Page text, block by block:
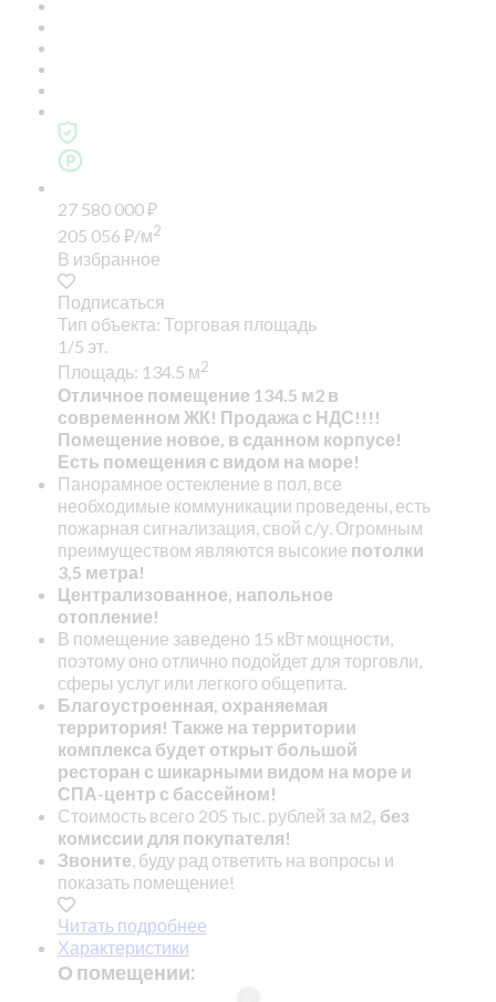
27 580 000₽
205 056 ₽/м2
В избранное
Подписаться
Тип объекта: Торговая площадь
1/5 эт.
Площадь: 134.5 м2
Отличное помещение 134.5 м2 в
современном ЖК! Продажа с НДС!!!!
Помещение новое, в сданном корпусе!
Есть помещения с видом на море!
Панорамное остекление в пол, все
необходимые коммуникации проведены, есть
пожарная сигнализация, свой с/у. Огромным
преимуществом являются высокие потолки
3,5 метра!
Централизованное, напольное
отопление!
В помещение заведено 15 кВт мощности,
поэтому оно отлично подойдет для торговли,
сферы услуг или легкого общепита.
Благоустроенная, охраняемая
территория! Также на территории
комплекса будет открыт большой
ресторан с шикарными видом на море и
СПА-центр с бассейном!
Стоимость всего 205 тыс. рублей за м2 , без
комиссии для покупателя!
Звоните , буду рад ответить на вопросы и
показать помещение!
Читать подробнее
Характеристики
О помещении: